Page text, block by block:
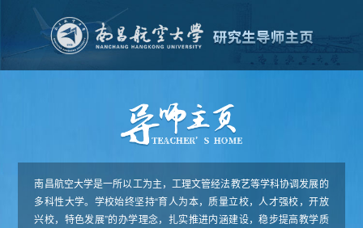
南昌航空大学是一所以工为主，工理文管经法教艺等学科协调发展的
多科性大学。学校始终坚持“育人为本，质量立校，人才强校，开放
兴校，特色发展”的办学理念，扎实推进内涵建设，稳步提高教学质